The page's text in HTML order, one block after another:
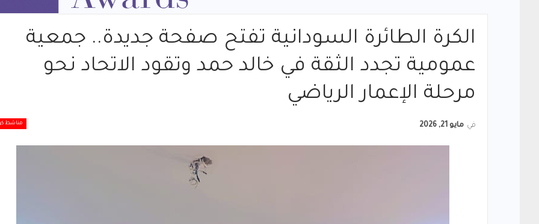
الكرة الطائرة السودانية تفتح صفحة جديدة.. جمعية
عمومية تجدد الثقة في خالد حمد وتقود الاتحاد نحو
مرحلة الإعمار الرياضي
مناشط في مايو 21, 2026